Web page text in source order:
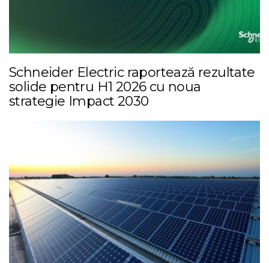
Schneider Electric raportează rezultate
solide pentru H1 2026 cu noua
strategie Impact 2030